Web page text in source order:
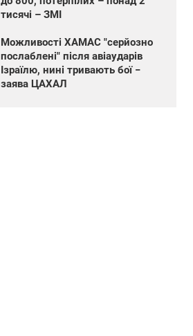
тисячі – ЗМІ
Можливості ХАМАС "серйозно
послаблені" після авіаударів
Ізраїлю, нині тривають бої −
заява ЦАХАЛ